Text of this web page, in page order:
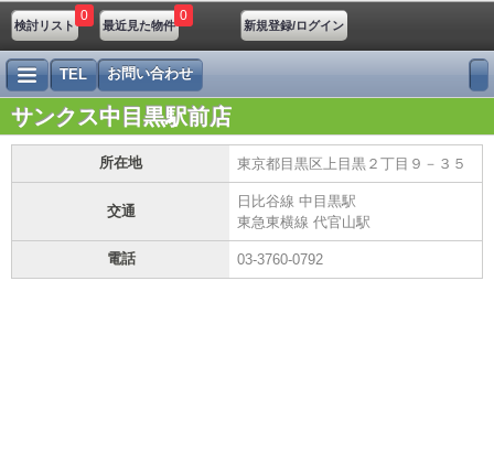
検討リスト
0
最近見た物件
0
新規登録/ログイン
TEL お問い合わせ
サンクス中目黒駅前店
所在地 東京都目黒区上目黒２丁目９－３５
交通
日比谷線 中目黒駅
東急東横線 代官山駅
電話 03-3760-0792